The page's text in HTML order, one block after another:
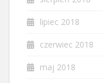
lipiec 2018
czerwiec 2018
maj 2018